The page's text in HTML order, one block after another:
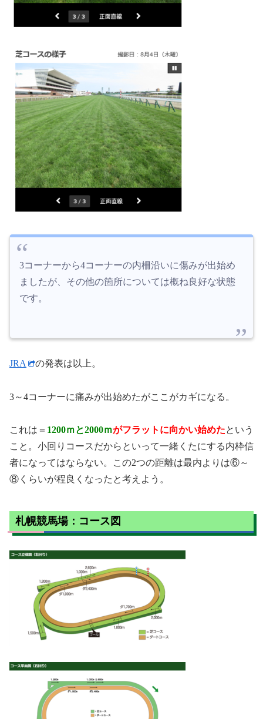
3コーナーから4コーナーの内柵沿いに傷みが出始め
ましたが、その他の箇所については概ね良好な状態
です。
JRA の発表は以上。
3～4コーナーに痛みが出始めたがここがカギになる。
これは＝ 1200ｍと2000ｍがフラットに向かい始めたという
こと。小回りコースだからといって一緒くたにする内枠信
者になってはならない。この2つの距離は最内よりは⑥～
⑧くらいが程良くなったと考えよう。
札幌競馬場：コース図